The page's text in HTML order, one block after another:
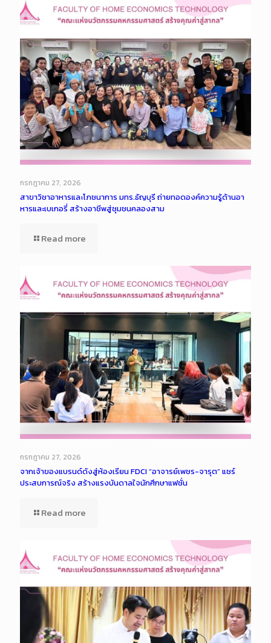
กรกฎาคม 27, 2026
สาขาวิชาอาหารและโภชนาการ มทร.ธัญบุรี ถ่ายทอดองค์ความรู้ด้านอา
หารและเบเกอรี่ สร้างอาชีพสู่ชุมชนคลองสาม
Read more
กรกฎาคม 27, 2026
จากเจ้าของแบรนด์ดังสู่ห้องเรียน FDCI “อาจารย์เพชร-จารุต” แชร์
ประสบการณ์จริง สร้างแรงบันดาลใจนักศึกษาแฟชั่น
Read more